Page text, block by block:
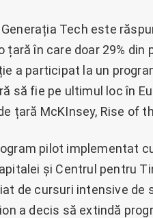
Tech este
țară în care doar 29%
a participat la un
să fie pe ultimul loc în
țară McKInsey, Rise of
pilot implementat
și Centrul pentru
de cursuri intensive de
a decis să extindă